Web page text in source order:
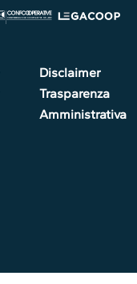
Disclaimer
Trasparenza
Amministrativa